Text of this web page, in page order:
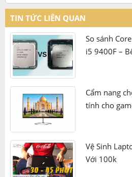
Phản ứng ngay lập
Trải nghiệm hiệu suất tốt hơn và
mà hơn với tốc độ phản hồi nhanh
nhanh hơn và làm việc với độ
Độ tương phản
1300:1
Độ sáng màn
hình
250 Nits
Tần số quét
100Hz
Thời gian phản
hồi
Vesa
100 x 100 mm
Cổng kết nối màn
hình
Phân loại màn
hình
Gaming
TIN TỨC LIÊN QUAN
So sánh
i5 9400F –
Cẩm nang
tính cho
Vệ Sinh
Với 100k